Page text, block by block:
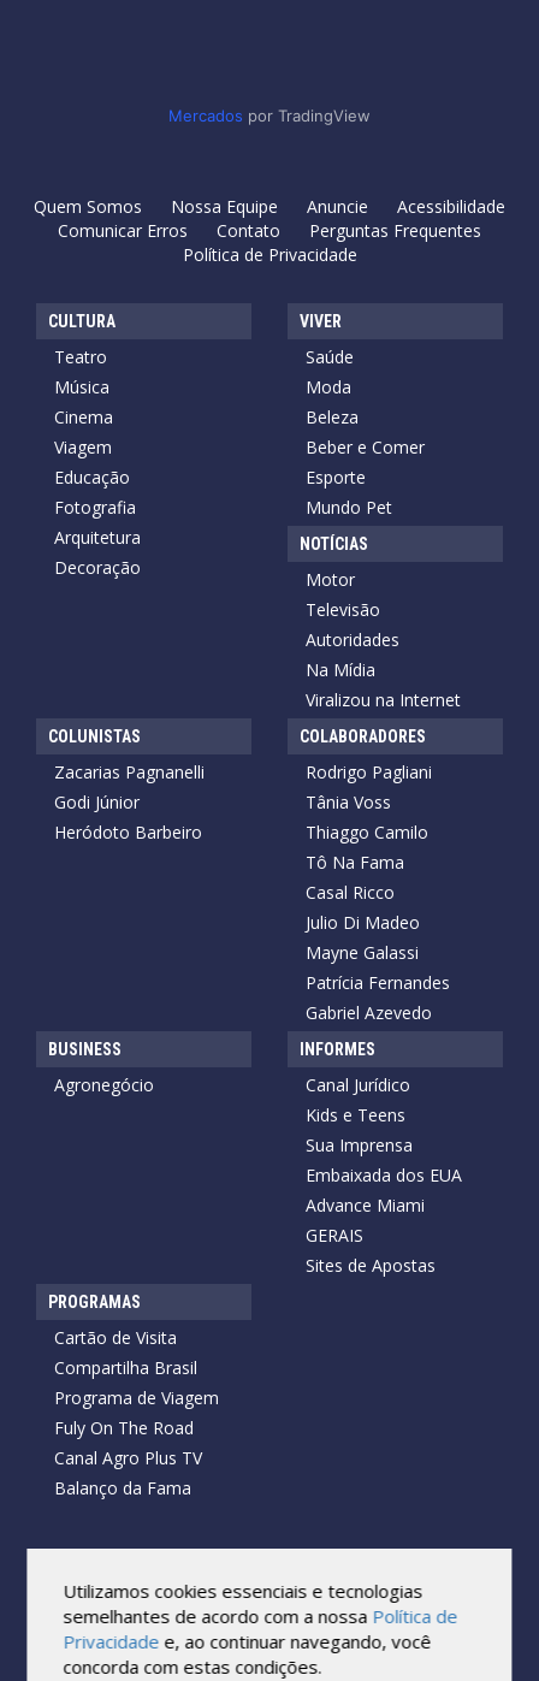
Mercados por TradingView
Quem Somos Nossa Equipe Anuncie
Acessibilidade
Comunicar Erros
Contato
Perguntas Frequentes
Política de Privacidade
CULTURA
Teatro
Música
Cinema
Viagem
Educação
Fotografia
Arquitetura
Decoração
VIVER
Saúde
Moda
Beleza
Beber e Comer
Esporte
Mundo Pet
NOTÍCIAS
Motor
Televisão
Autoridades
Na Mídia
Viralizou na Internet
COLUNISTAS
Zacarias Pagnanelli
Godi Júnior
Heródoto Barbeiro
COLABORADORES
Rodrigo Pagliani
Tânia Voss
Thiaggo Camilo
Tô Na Fama
Casal Ricco
Julio Di Madeo
Mayne Galassi
Patrícia Fernandes
Gabriel Azevedo
BUSINESS
Agronegócio
INFORMES
Canal Jurídico
Kids e Teens
Sua Imprensa
Embaixada dos EUA
Advance Miami
GERAIS
Sites de Apostas
PROGRAMAS
Cartão de Visita
Compartilha Brasil
Programa de Viagem
Fuly On The Road
Canal Agro Plus TV
Balanço da Fama
Copyright © 2026 Cartão de Visita News.
Todos os direitos reservados.
Reprodução no todo ou em parte sob qualquer forma ou meio,
sem expressa autorização por escrito do Cartão de Visita, é
proibida.
Utilizamos cookies essenciais e tecnologias
semelhantes de acordo com a nossa Política de
Privacidade e, ao continuar navegando, você
concorda com estas condições.